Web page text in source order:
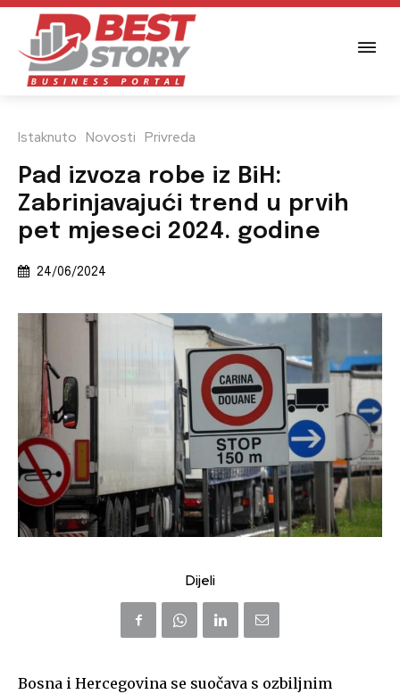
Istaknuto Novosti Privreda
Pad izvoza robe iz BiH:
Zabrinjavajući trend u prvih
pet mjeseci 2024. godine
24/06/2024
Dijeli
Bosna i Hercegovina se suočava s ozbiljnim